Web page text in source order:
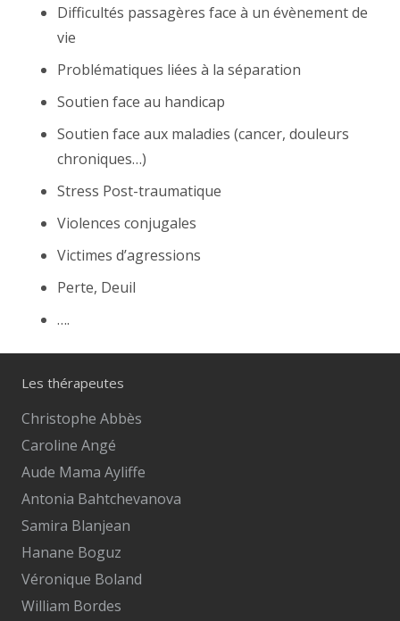
Difficultés passagères face à un évènement de
vie
Problématiques liées à la séparation
Soutien face au handicap
Soutien face aux maladies (cancer, douleurs
chroniques…)
Stress Post-traumatique
Violences conjugales
Victimes d’agressions
Perte, Deuil
….
Les thérapeutes
Christophe Abbès
Caroline Angé
Aude Mama Ayliffe
Antonia Bahtchevanova
Samira Blanjean
Hanane Boguz
Véronique Boland
William Bordes